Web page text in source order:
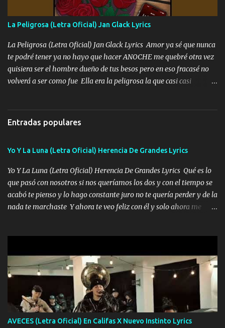
fallado para mi compadre mandó un fuerte abrazo también al
Especial sabe que lo apreciamos En los mejores antros me verán
tomando con mujeres hermosas y botellas destapando siempre
bien cuidado bien atrabancado y a los que me conocen ya saben de
lo que hablo Entre lob...
La Peligrosa (Letra Oficial) Jan Glack Lyrics
La Peligrosa (Letra Oficial) Jan Glack Lyrics Amor ya sé que nunca
te podré tener ya no hayo que hacer ANOCHE me quebré otra vez
quisiera ser el hombre dueño de tus besos pero en eso fracasé no
volverá a ser como fue Ella era la peligrosa la que casi casi
años solo pienso en ti mami no me crees se que no me crees
Música Amar me duele estoy rodeado de mujeres pero solo
pasión en la troca tus labios besándome yo quitándote la ropa no
quiero que sea nunca con otra yo quiero llevarte a la Luna y si
quieres en ese momento te pido que seas mi esposa Chingada
madre no quiero dejar de tenerte no ayuda la p'uta loquera y al
chile quisiera ser menos de ti dependiente la pinche tristeza me
encierra princesa tu sabes que nunca saldras de mi mente Ella era
Entradas populares
Yo Y La Luna (Letra Oficial) Herencia De Grandes Lyrics
Yo Y La Luna (Letra Oficial) Herencia De Grandes Lyrics Qué es lo
que pasó con nosotros si nos queríamos los dos y con el tiempo se
acabó te pienso y lo hago constante juro no te quería perder y de la
nada te marchaste Y ahora te veo feliz con él y solo ahora me
pero eso ya no va a pasar me perderé en la soledad Porque me
mirabas bonito si yo no fui el final feliz el final fue triste pa mí Y
duele no tenerte aquí sabiendo que moría por ti yo y la luna
cantamos y por ti nos embriagamos Quién sabe qué será de mí si
contigo fui muy feliz a lo mejor no lloró pero muy en el fondo te
adoro
AVECES (Letra Oficial) En Califas X Nuevo Instinto Lyrics